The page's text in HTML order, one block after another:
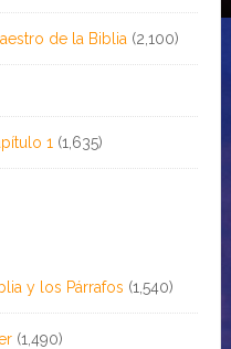
de la Biblia (2,100)
1 (1,635)
y los Párrafos (1,540)
(1,490)